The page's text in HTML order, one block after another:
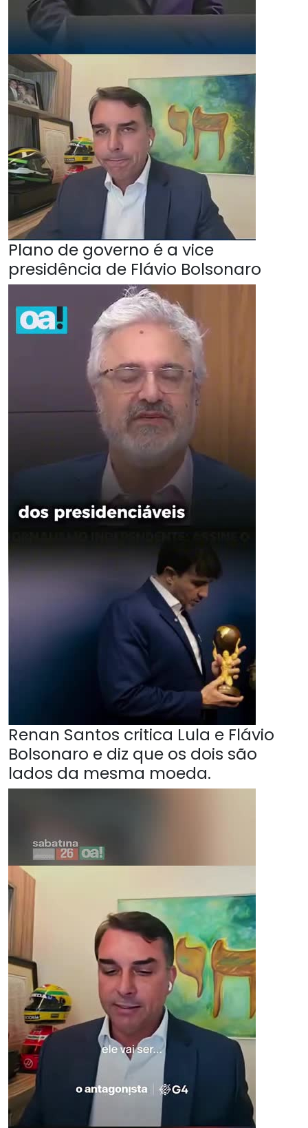
Plano de governo é a vice
presidência de Flávio Bolsonaro
Renan Santos critica Lula e Flávio
Bolsonaro e diz que os dois são
lados da mesma moeda.